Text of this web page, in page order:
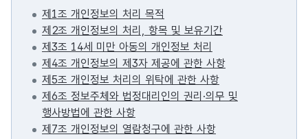
제1조 개인정보의 처리 목적
제2조 개인정보의 처리, 항목 및 보유기간
제3조 14세 미만 아동의 개인정보 처리
제4조 개인정보의 제3자 제공에 관한 사항
제5조 개인정보 처리의 위탁에 관한 사항
제6조 정보주체와 법정대리인의 권리·의무 및
행사방법에 관한 사항
제7조 개인정보의 열람청구에 관한 사항